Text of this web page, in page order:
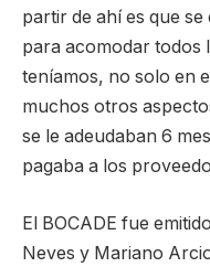
partir de ahí es que
para acomodar todos
teníamos, no solo en
muchos otros
se le adeudaban 6
pagaba a los
El BOCADE fue
Neves y Mariano